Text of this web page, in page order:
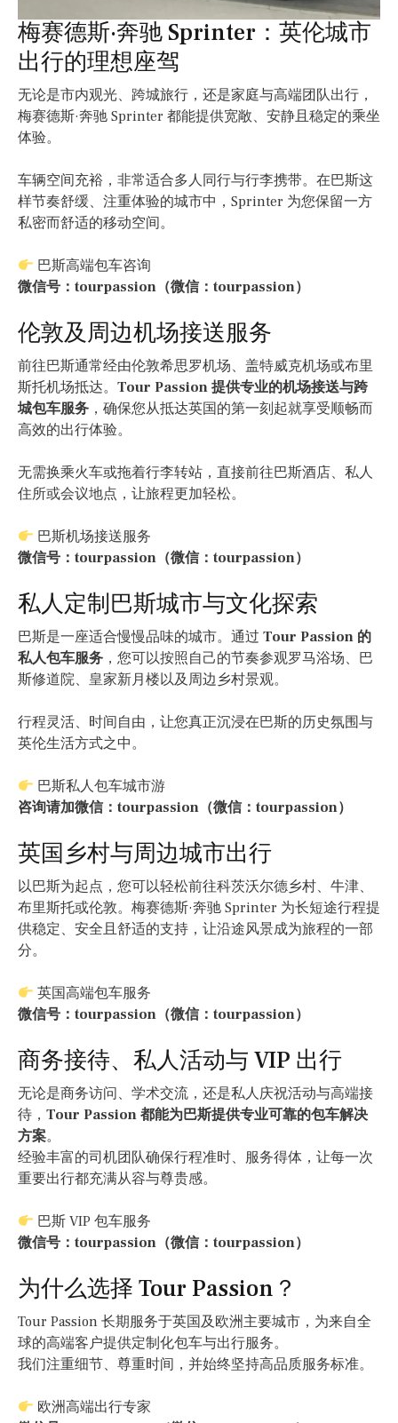
梅赛德斯·奔驰 Sprinter：英伦城市
出行的理想座驾
无论是市内观光、跨城旅行，还是家庭与高端团队出行，
梅赛德斯·奔驰 Sprinter 都能提供宽敞、安静且稳定的乘坐
体验。
车辆空间充裕，非常适合多人同行与行李携带。在巴斯这
样节奏舒缓、注重体验的城市中，Sprinter 为您保留一方
私密而舒适的移动空间。
巴斯高端包车咨询
微信号：tourpassion（微信：tourpassion）
伦敦及周边机场接送服务
前往巴斯通常经由伦敦希思罗机场、盖特威克机场或布里
斯托机场抵达。 Tour Passion 提供专业的机场接送与跨
城包车服务 ，确保您从抵达英国的第一刻起就享受顺畅而
高效的出行体验。
无需换乘火车或拖着行李转站，直接前往巴斯酒店、私人
住所或会议地点，让旅程更加轻松。
巴斯机场接送服务
微信号：tourpassion（微信：tourpassion）
私人定制巴斯城市与文化探索
巴斯是一座适合慢慢品味的城市。通过 Tour Passion 的
私人包车服务 ，您可以按照自己的节奏参观罗马浴场、巴
斯修道院、皇家新月楼以及周边乡村景观。
行程灵活、时间自由，让您真正沉浸在巴斯的历史氛围与
英伦生活方式之中。
巴斯私人包车城市游
咨询请加微信：tourpassion（微信：tourpassion）
英国乡村与周边城市出行
以巴斯为起点，您可以轻松前往科茨沃尔德乡村、牛津、
布里斯托或伦敦。梅赛德斯·奔驰 Sprinter 为长短途行程提
供稳定、安全且舒适的支持，让沿途风景成为旅程的一部
分。
英国高端包车服务
微信号：tourpassion（微信：tourpassion）
商务接待、私人活动与 VIP 出行
无论是商务访问、学术交流，还是私人庆祝活动与高端接
待， Tour Passion 都能为巴斯提供专业可靠的包车解决
方案。
经验丰富的司机团队确保行程准时、服务得体，让每一次
重要出行都充满从容与尊贵感。
巴斯 VIP 包车服务
微信号：tourpassion（微信：tourpassion）
为什么选择 Tour Passion？
Tour Passion 长期服务于英国及欧洲主要城市，为来自全
球的高端客户提供定制化包车与出行服务。
我们注重细节、尊重时间，并始终坚持高品质服务标准。
欧洲高端出行专家